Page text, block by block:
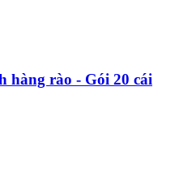
hàng rào - Gói 20 cái